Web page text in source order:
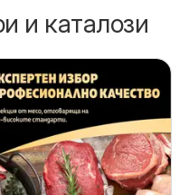
и каталози